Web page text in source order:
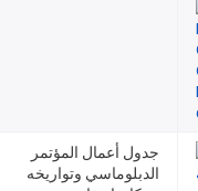
جدول أعمال المؤتمر
الدبلوماسي وتواريخه